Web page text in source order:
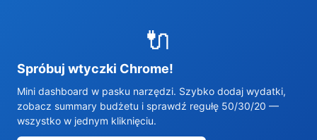
🔌
Spróbuj wtyczki Chrome!
Mini dashboard w pasku narzędzi. Szybko dodaj wydatki,
zobacz summary budżetu i sprawdź regułę 50/30/20 —
wszystko w jednym kliknięciu.